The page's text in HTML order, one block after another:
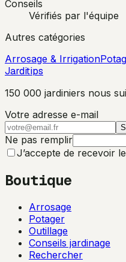
Conseils
Vérifiés par l'équipe
Autres catégories
Arrosage & Irrigation
Jarditips
150 000 jardiniers nous
Votre adresse e-mail
Ne pas remplir
J’accepte de recevoir
Boutique
Arrosage
Potager
Outillage
Conseils jardinage
Rechercher